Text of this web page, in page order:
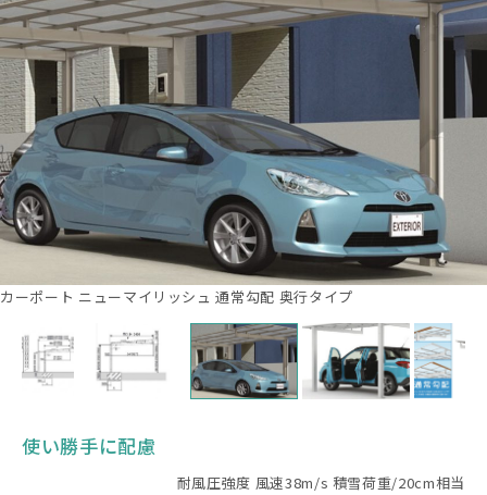
カーポート ニューマイリッシュ 通常勾配 奥行タイプ
使い勝手に配慮
耐風圧強度 風速38m/s 積雪荷重/20cm相当